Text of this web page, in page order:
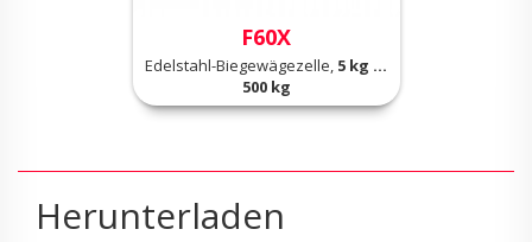
F60X
Edelstahl-Biegewägezelle, 5 kg ...
500 kg
Herunterladen